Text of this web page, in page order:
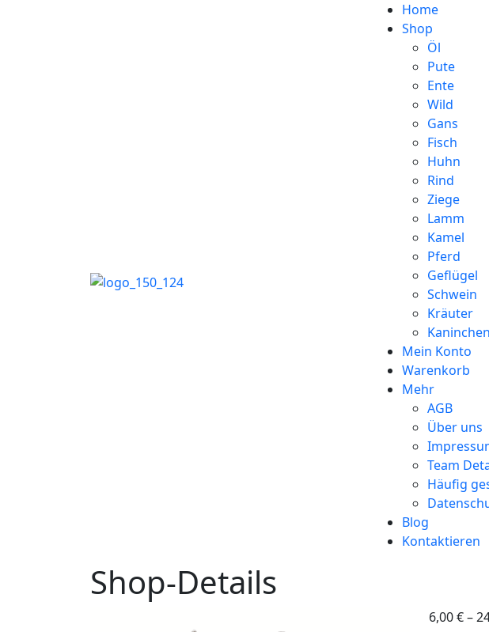
Home
Shop
Öl
Pute
Ente
Wild
Gans
Fisch
Huhn
Rind
Ziege
Lamm
Kamel
Pferd
Geflügel
Schwein
Kräuter
Kaninchen
Mein Konto
Warenkorb
Mehr
AGB
Über uns
Team
Häufig
Blog
Kontaktieren
Shop-Details
6,00€–